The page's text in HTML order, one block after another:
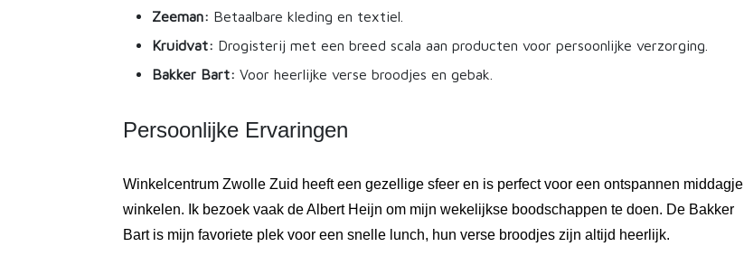
Zeeman: Betaalbare kleding en textiel.
Kruidvat: Drogisterij met een breed scala aan producten voor persoonlijke verzorging.
Bakker Bart: Voor heerlijke verse broodjes en gebak.
Persoonlijke Ervaringen
Winkelcentrum Zwolle Zuid heeft een gezellige sfeer en is perfect voor een ontspannen middagje
winkelen. Ik bezoek vaak de Albert Heijn om mijn wekelijkse boodschappen te doen. De Bakker
Bart is mijn favoriete plek voor een snelle lunch, hun verse broodjes zijn altijd heerlijk.